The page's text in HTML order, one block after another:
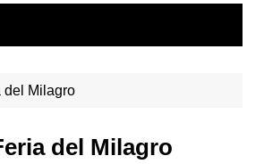
del Milagro
del Milagro